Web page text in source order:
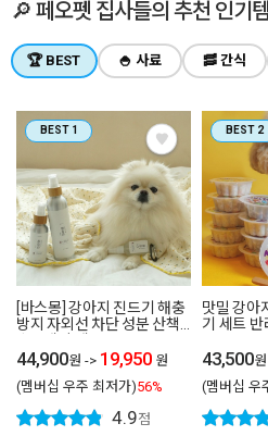
🔎 페오펫 집사들의 추천 인기템
🏆 BEST 🍚 사료 🥓 간식
BEST 1
[바스몽] 강아지 진드기 해충
방지 자외선 차단 성분 산책
44,900원 -> 19,950 원
(멤버십 우주 최저가)56%
4.9점
BEST 2
맛밀 강아
기 세트 반
43,500
(멤버십 우